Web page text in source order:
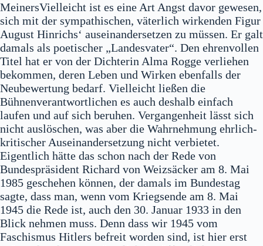
MeinersVielleicht ist es eine Art Angst davor gewesen,
sich mit der sympathischen, väterlich wirkenden Figur
August Hinrichs‘ auseinandersetzen zu müssen. Er galt
damals als poetischer „Landesvater“. Den ehrenvollen
Titel hat er von der Dichterin Alma Rogge verliehen
bekommen, deren Leben und Wirken ebenfalls der
Neubewertung bedarf. Vielleicht ließen die
Bühnenverantwortlichen es auch deshalb einfach
laufen und auf sich beruhen. Vergangenheit lässt sich
nicht auslöschen, was aber die Wahrnehmung ehrlich-
kritischer Auseinandersetzung nicht verbietet.
Eigentlich hätte das schon nach der Rede von
Bundespräsident Richard von Weizsäcker am 8. Mai
1985 geschehen können, der damals im Bundestag
sagte, dass man, wenn vom Kriegsende am 8. Mai
1945 die Rede ist, auch den 30. Januar 1933 in den
Blick nehmen muss. Denn dass wir 1945 vom
Faschismus Hitlers befreit worden sind, ist hier erst